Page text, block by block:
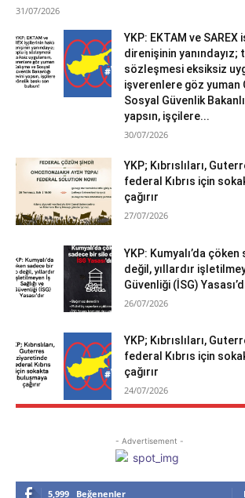
31/07/2026
YKP: EKTAM ve SAREX
direnişinin yanındayız;
sözleşmesi eksiksiz
işverenlere göz yuman
Sosyal Güvenlik
yapsın, işçilere...
30/07/2026
YKP; Kıbrıslıları,
federal Kıbrıs için
çağırır
27/07/2026
YKP: Kumyalı’da
değil, yıllardır
Güvenliği (İSG)
26/07/2026
YKP; Kıbrıslıları,
federal Kıbrıs için
çağırır
24/07/2026
- Advertisement -
5,999 Beğenenler